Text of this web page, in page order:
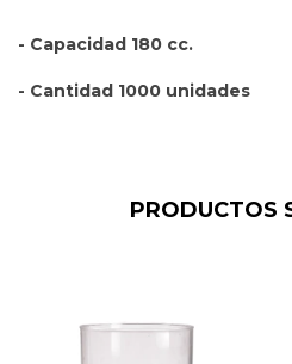
- Capacidad 180 cc.
- Cantidad 1000 unidades
PRODUCTOS